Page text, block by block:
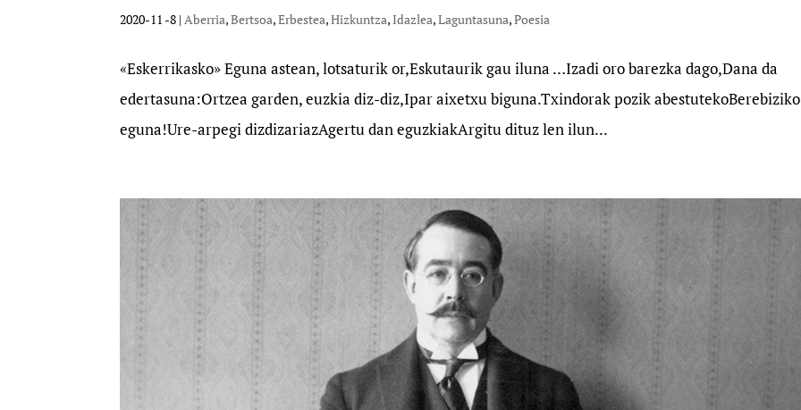
2020-11 -8 | Aberria,Bertsoa,Erbestea,Hizkuntza,Idazlea,Laguntasuna,Poesia
«Eskerrikasko» Eguna astean, lotsaturik or,Eskutaurik gau iluna …Izadi oro barezka dago,Dana da
edertasuna:Ortzea garden, euzkia diz-diz,Ipar aixetxu biguna.Txindorak pozik abestutekoBerebiziko
eguna!Ure-arpegi dizdizariazAgertu dan eguzkiakArgitu dituz len ilun...